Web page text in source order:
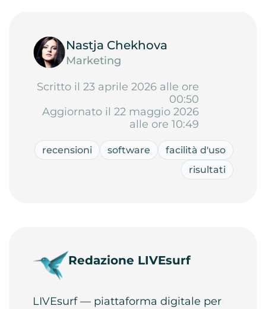
Nastja Chekhova
Marketing
Scritto il 23 aprile 2026 alle ore
00:50
Aggiornato il 22 maggio 2026
alle ore 10:49
recensioni software
facilità d'uso
risultati
Redazione LIVEsurf
LIVEsurf — piattaforma digitale per